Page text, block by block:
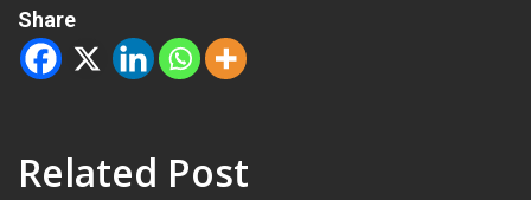
Share
Related Post